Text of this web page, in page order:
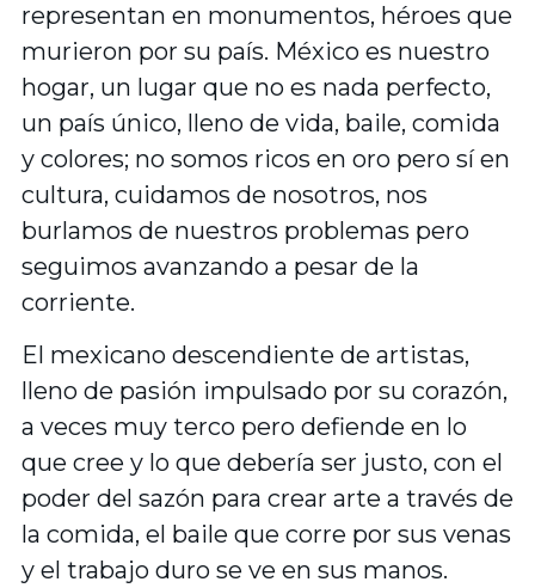
representan en monumentos, héroes que
murieron por su país. México es nuestro
hogar, un lugar que no es nada perfecto,
un país único, lleno de vida, baile, comida
y colores; no somos ricos en oro pero sí en
cultura, cuidamos de nosotros, nos
burlamos de nuestros problemas pero
seguimos avanzando a pesar de la
corriente.
El mexicano descendiente de artistas,
lleno de pasión impulsado por su corazón,
a veces muy terco pero defiende en lo
que cree y lo que debería ser justo, con el
poder del sazón para crear arte a través de
la comida, el baile que corre por sus venas
y el trabajo duro se ve en sus manos.